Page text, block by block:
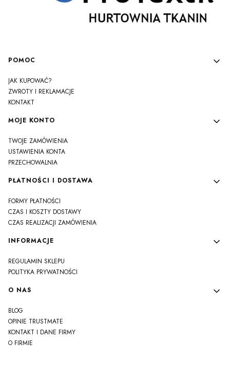
Linki w stopce
POMOC
JAK KUPOWAĆ?
ZWROTY I REKLAMACJE
KONTAKT
MOJE KONTO
TWOJE ZAMÓWIENIA
USTAWIENIA KONTA
PRZECHOWALNIA
PŁATNOŚCI I DOSTAWA
FORMY PŁATNOŚCI
CZAS I KOSZTY DOSTAWY
CZAS REALIZACJI ZAMÓWIENIA
INFORMACJE
REGULAMIN SKLEPU
POLITYKA PRYWATNOŚCI
O NAS
BLOG
OPINIE TRUSTMATE
KONTAKT I DANE FIRMY
O FIRMIE